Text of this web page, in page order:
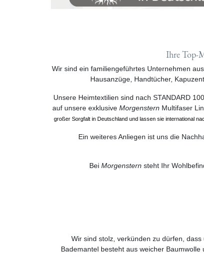
Ihre Top-
Wir sind ein familiengeführtes Unternehmen
Hausanzüge, Handtücher,
Unsere Heimtextilien sind nach STANDARD
auf unsere exklusive Morgenstern Multifaser
großer Sorgfalt in Deutschland und lassen sie international
Ein weiteres Anliegen ist uns die
Bei Morgenstern steht Ihr
Wir sind stolz, verkünden zu dürfen,
Bademantel besteht aus weicher